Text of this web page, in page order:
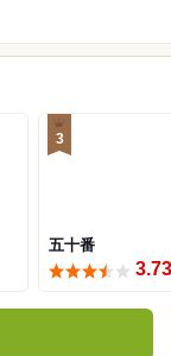
3
五十番
3.73